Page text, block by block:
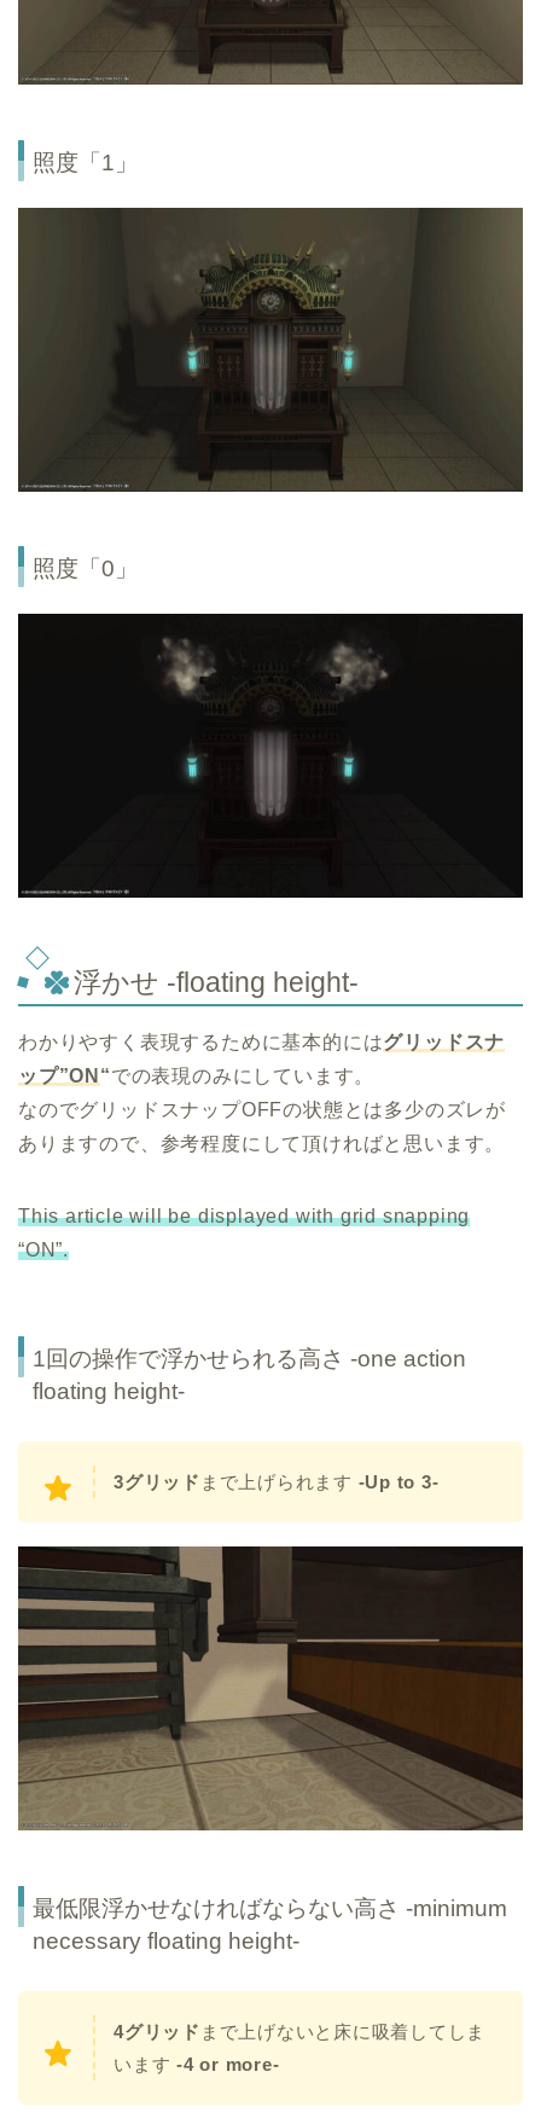
照度「1」
照度「0」
浮かせ -floating height-
わかりやすく表現するために基本的にはグリッドスナ
ップ”ON “での表現のみにしています。
なのでグリッドスナップOFFの状態とは多少のズレが
ありますので、参考程度にして頂ければと思います。
This article will be displayed with grid snapping
“ON”.
1回の操作で浮かせられる高さ -one action
floating height-
3グリッド まで上げられます -Up to 3-
最低限浮かせなければならない高さ -minimum
necessary floating height-
4グリッド まで上げないと床に吸着してしま
います-4 or more-